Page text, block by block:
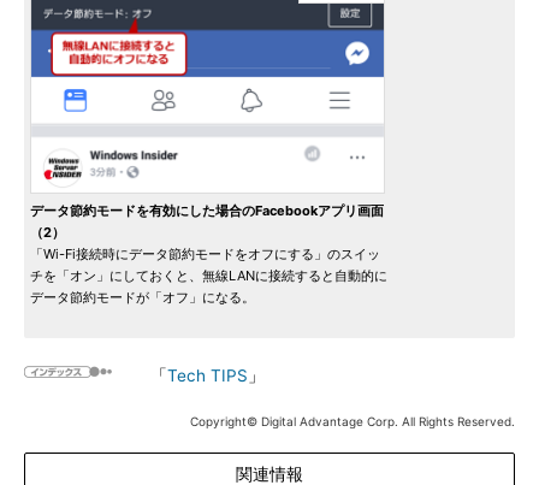
データ節約モードを有効にした場合のFacebookアプリ画面
（2）
「Wi-Fi接続時にデータ節約モードをオフにする」のスイッ
チを「オン」にしておくと、無線LANに接続すると自動的に
データ節約モードが「オフ」になる。
「Tech TIPS 」
Copyright© Digital Advantage Corp. All Rights Reserved.
関連情報